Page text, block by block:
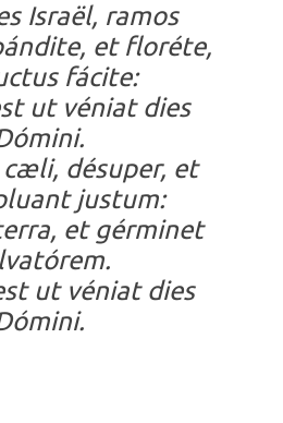
Israël, ramos
et floréte,
fácite:
ut véniat dies
cæli, désuper, et
justum:
et gérminet
ut véniat dies